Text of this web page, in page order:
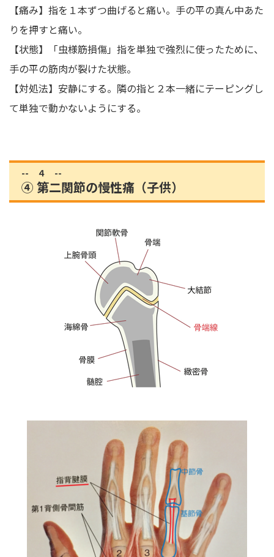
【痛み】指を１本ずつ曲げると痛い。手の平の真ん中あた
りを押すと痛い。
【状態】「虫様筋損傷」指を単独で強烈に使ったために、
手の平の筋肉が裂けた状態。
【対処法】安静にする。隣の指と２本一緒にテーピングし
て単独で動かないようにする。
-- ４ --
④ 第二関節の慢性痛（子供）